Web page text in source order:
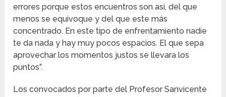
errores porque estos encuentros son así, del que
menos se equivoque y del que este más
concentrado. En este tipo de enfrentamiento nadie
te da nada y hay muy pocos espacios. El que sepa
aprovechar los momentos justos se llevara los
puntos”.
Los convocados por parte del Profesor Sanvicente